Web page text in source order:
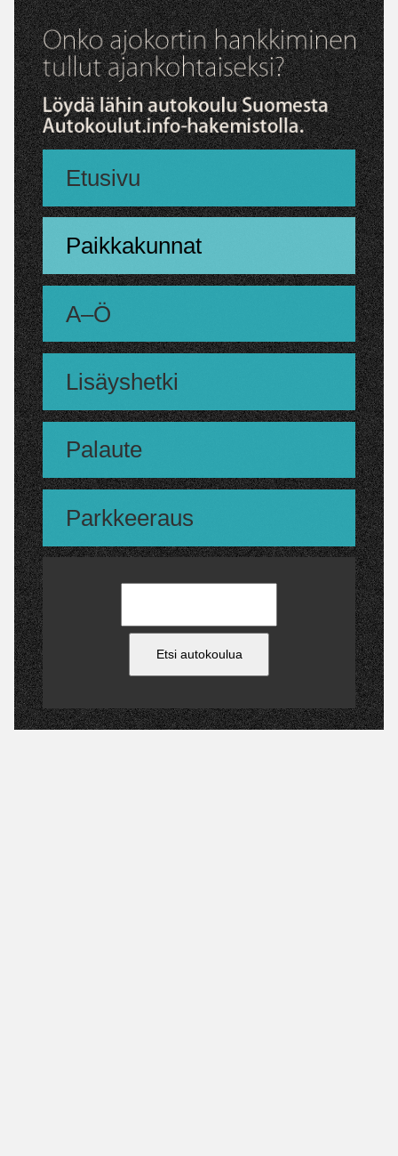
Etusivu
Paikkakunnat
A–Ö
Lisäyshetki
Palaute
Parkkeeraus
Etsi autokoulua